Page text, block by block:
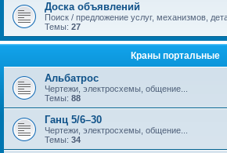
Доска объявлений
Поиск / предложение услуг, механизмов,
Темы: 27
Краны портальные
Альбатрос
Чертежи, электросхемы, общение...
Темы: 88
Ганц 5/6–30
Чертежи, электросхемы, общение...
Темы: 34